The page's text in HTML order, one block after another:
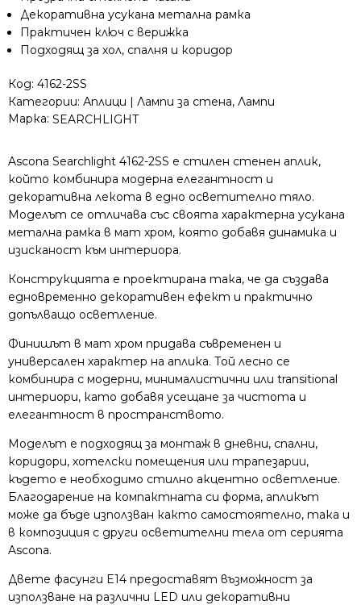
хром
и
стъкло
Декоративна усукана метална рамка
Практичен ключ с верижка
Подходящ за хол, спалня и коридор
Код: 4162-2SS
Категории: Аплици | Лампи за стена, Лампи
Марка: SEARCHLIGHT
Ascona Searchlight 4162-2SS е стилен стенен аплик,
който комбинира модерна елегантност и
декоративна лекота в едно осветително тяло.
Моделът се отличава със своята характерна усукана
метална рамка в мат хром, която добавя динамика и
изисканост към интериора.
Конструкцията е проектирана така, че да създава
едновременно декоративен ефект и практично
допълващо осветление.
Финишът в мат хром придава съвременен и
универсален характер на аплика. Той лесно се
комбинира с модерни, минималистични или transitional
интериори, като добавя усещане за чистота и
елегантност в пространството.
Моделът е подходящ за монтаж в дневни, спални,
коридори, хотелски помещения или трапезарии,
където е необходимо стилно акцентно осветление.
Благодарение на компактната си форма, апликът
може да бъде използван както самостоятелно, така и
в композиция с други осветителни тела от серията
Ascona.
Двете фасунги E14 предоставят възможност за
използване на различни LED или декоративни